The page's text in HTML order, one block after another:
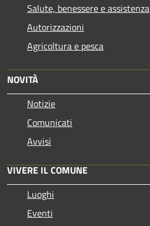
Salute, benessere e assistenza
Autorizzazioni
Agricoltura e pesca
NOVITÀ
Notizie
Comunicati
Avvisi
VIVERE IL COMUNE
Luoghi
Eventi